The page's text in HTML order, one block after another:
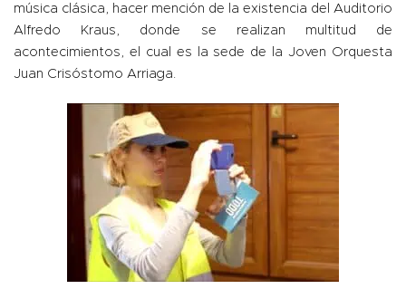
música clásica, hacer mención de la existencia del Auditorio
Alfredo Kraus, donde se realizan multitud de
acontecimientos, el cual es la sede de la Joven Orquesta
Juan Crisóstomo Arriaga.